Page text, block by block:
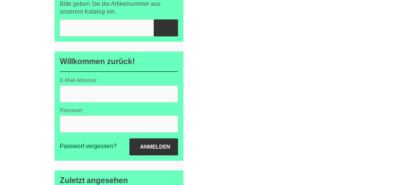
Bitte geben Sie die Artikelnummer aus
unserem Katalog ein.
Willkommen zurück!
E-Mail-Adresse:
Passwort:
Passwort vergessen? ANMELDEN
Zuletzt angesehen